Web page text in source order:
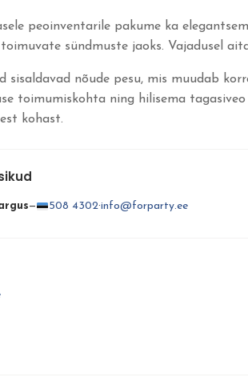
peoinventarile pakume ka
sündmuste jaoks. Vajadusel
sisaldavad nõude pesu, mis muudab
toimumiskohta ning hilisema
kohast.
— 508 4302·info@forparty.ee